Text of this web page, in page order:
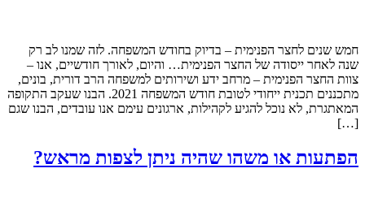
חמש שנים לחצר הפנימית – בדיוק בחודש המשפחה. לזה שמנו לב רק
שנה לאחר ייסודה של החצר הפנימית… והיום, לאורך חודשיים, אנו –
צוות החצר הפנימית – מרחב ידע ושירותים למשפחה הרב דורית, בונים,
מתכננים תכנית ייחודי לטובת חודש המשפחה 2021. הבנו שעקב התקופה
המאתגרת, לא נוכל להגיע לקהילות, ארגונים עימם אנו עובדים, הבנו שגם
[…]
הפתעות או משהו שהיה ניתן לצפות מראש?